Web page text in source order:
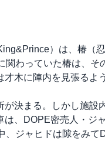
）は、椿（
わっていた椿は、そ
木に陣内を見張るよ
決まる。しかし施設
、DOPE密売人・ジ
ジャヒドは隙をみて